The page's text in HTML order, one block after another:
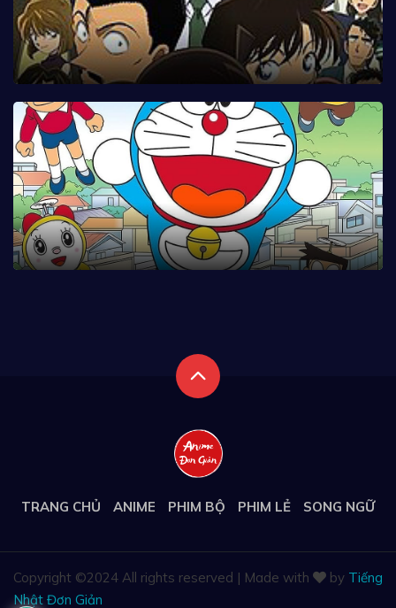
TRANG CHỦ ANIME PHIM BỘ PHIM LẺ SONG NGỮ
Copyright ©2024 All rights reserved | Made with by Tiếng
Nhật Đơn Giản